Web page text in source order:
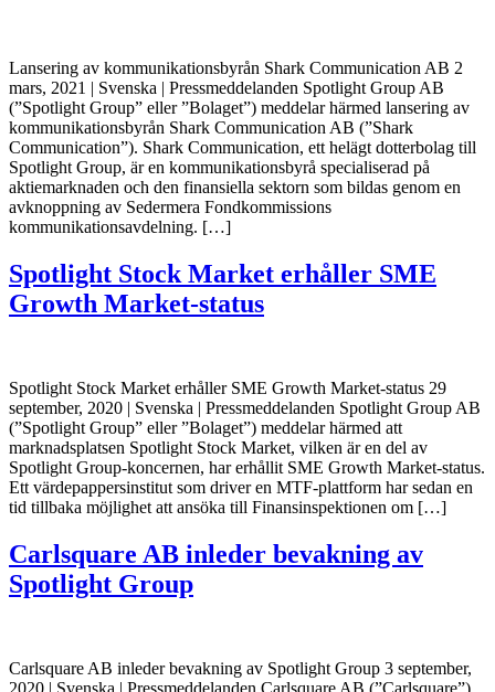
Lansering av kommunikationsbyrån Shark Communication AB 2
mars, 2021 | Svenska | Pressmeddelanden Spotlight Group AB
(”Spotlight Group” eller ”Bolaget”) meddelar härmed lansering av
kommunikationsbyrån Shark Communication AB (”Shark
Communication”). Shark Communication, ett helägt dotterbolag till
Spotlight Group, är en kommunikationsbyrå specialiserad på
aktiemarknaden och den finansiella sektorn som bildas genom en
avknoppning av Sedermera Fondkommissions
kommunikationsavdelning. […]
Spotlight Stock Market erhåller SME
Growth Market-status
Spotlight Stock Market erhåller SME Growth Market-status 29
september, 2020 | Svenska | Pressmeddelanden Spotlight Group AB
(”Spotlight Group” eller ”Bolaget”) meddelar härmed att
marknadsplatsen Spotlight Stock Market, vilken är en del av
Spotlight Group-koncernen, har erhållit SME Growth Market-status.
Ett värdepappersinstitut som driver en MTF-plattform har sedan en
tid tillbaka möjlighet att ansöka till Finansinspektionen om […]
Carlsquare AB inleder bevakning av
Spotlight Group
Carlsquare AB inleder bevakning av Spotlight Group 3 september,
2020 | Svenska | Pressmeddelanden Carlsquare AB (”Carlsquare”)